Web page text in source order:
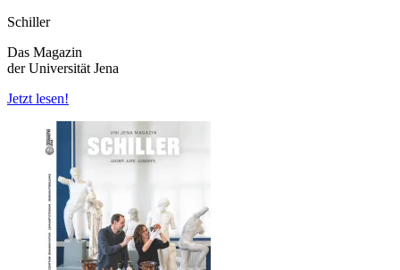
Schiller
Das Magazin
der Universität Jena
Jetzt lesen!